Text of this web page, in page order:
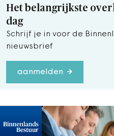
Het belangrijkste
dag
Schrijf je in voor de
nieuwsbrief
aanmelden